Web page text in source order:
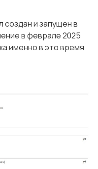
и запущен в
в феврале 2025
именно в это время